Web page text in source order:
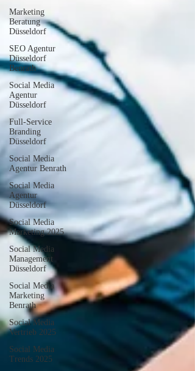
Marketing
Beratung
Düsseldorf
SEO Agentur
Düsseldorf
Benrath
Social Media
Agentur
Düsseldorf
Full-Service
Branding
Düsseldorf
Social Media
Agentur Benrath
Social Media
Agentur
Düsseldorf
Social Media
Marketing 2025
Social Media
Management
Düsseldorf
Social Media
Marketing
Benrath
Social Media
Vertrieb 2025
Social Media
Trends 2025